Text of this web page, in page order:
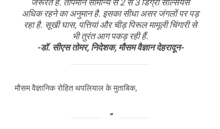
अधिक रहने का अनुमान है. इसका सीधा असर जंगलों पर पड़
रहा है. सूखी घास, पत्तियां और चीड़ पिरूल मामूली चिंगारी से
भी तुरंत आग पकड़ रही हैं.
-डॉ. सीएस तोमर, निदेशक, मौसम वैज्ञान देहरादून-
मौसम वैज्ञानिक रोहित थपलियाल के मुताबिक,